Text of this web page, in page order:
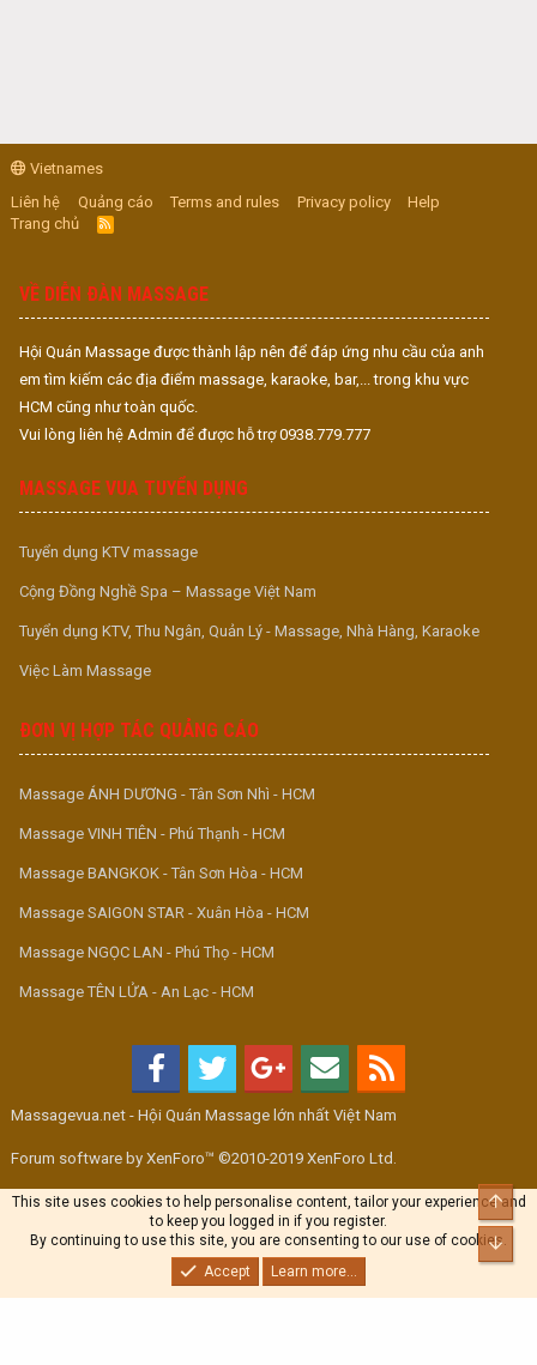
Vietnames
Liên hệ
Quảng cáo Terms and rules Privacy policy
Help
Trang chủ
R
S
VỀ DIỄN ĐÀN MASSAGE
Hội Quán Massage được thành lập nên để đáp ứng nhu cầu của anh
em tìm kiếm các địa điểm massage, karaoke, bar,... trong khu vực
HCM cũng như toàn quốc.
Vui lòng liên hệ Admin để được hỗ trợ 0938.779.777
MASSAGE VUA TUYỂN DỤNG
Tuyển dụng KTV massage
Cộng Đồng Nghề Spa – Massage Việt Nam
Tuyển dụng KTV, Thu Ngân, Quản Lý - Massage, Nhà Hàng, Karaoke
Việc Làm Massage
ĐƠN VỊ HỢP TÁC QUẢNG CÁO
Massage ÁNH DƯƠNG - Tân Sơn Nhì - HCM
Massage VINH TIÊN - Phú Thạnh - HCM
Massage BANGKOK - Tân Sơn Hòa - HCM
Massage SAIGON STAR - Xuân Hòa - HCM
Massage NGỌC LAN - Phú Thọ - HCM
Massage TÊN LỬA - An Lạc - HCM
Massagevua.net - Hội Quán Massage lớn nhất Việt Nam
Forum software by XenForo™ ©2010-2019 XenForo Ltd.
This site uses cookies to help personalise content, tailor your experience and
to keep you logged in if you register.
By continuing to use this site, you are consenting to our use of cookies.
Accept
Learn more...
Top